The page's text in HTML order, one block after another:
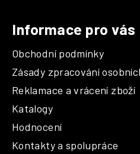
Informace pro vás
Obchodní podmínky
Zásady zpracování
Reklamace a vrácení zboží
Katalogy
Hodnocení
Kontakty a spolupráce